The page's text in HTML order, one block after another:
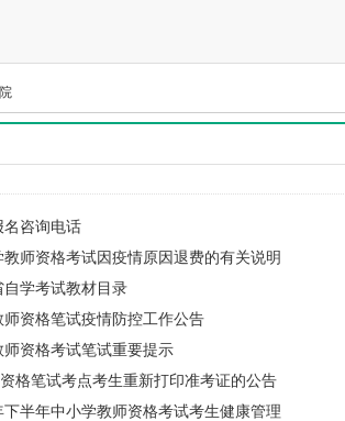
名咨询电话
师资格考试因疫情原因退费的有关说明
学考试教材目录
资格笔试疫情防控工作公告
资格考试笔试重要提示
格笔试考点考生重新打印准考证的公告
半年中小学教师资格考试考生健康管理